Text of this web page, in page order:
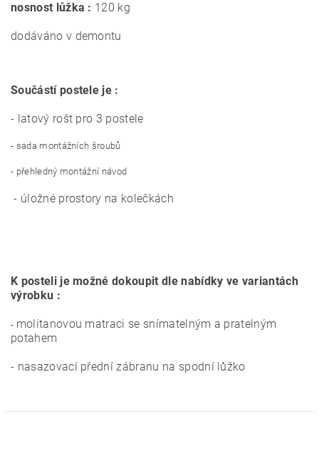
nosnost lůžka : 120 kg
dodáváno v demontu
Součástí postele je :
- latový rošt pro 3 postele
- sada montážních šroubů
- přehledný montážní návod
- úložné prostory na kolečkách
K posteli je možné dokoupit dle nabídky ve variantách
výrobku :
- molitanovou matraci se snímatelným a pratelným
potahem
- nasazovací přední zábranu na spodní lůžko